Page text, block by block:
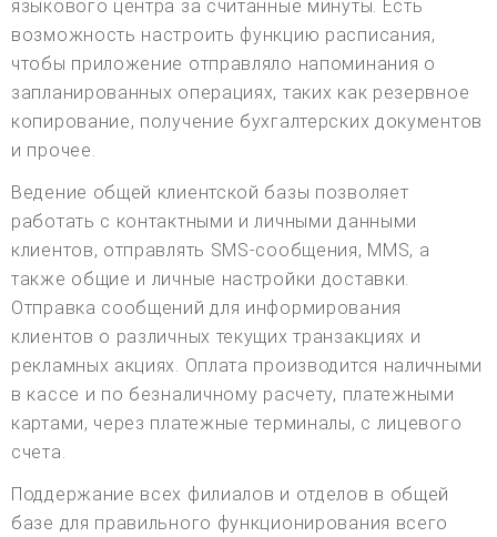
языкового центра за считанные минуты. Есть
возможность настроить функцию расписания,
чтобы приложение отправляло напоминания о
запланированных операциях, таких как резервное
копирование, получение бухгалтерских документов
и прочее.
Ведение общей клиентской базы позволяет
работать с контактными и личными данными
клиентов, отправлять SMS-сообщения, MMS, а
также общие и личные настройки доставки.
Отправка сообщений для информирования
клиентов о различных текущих транзакциях и
рекламных акциях. Оплата производится наличными
в кассе и по безналичному расчету, платежными
картами, через платежные терминалы, с лицевого
счета.
Поддержание всех филиалов и отделов в общей
базе для правильного функционирования всего